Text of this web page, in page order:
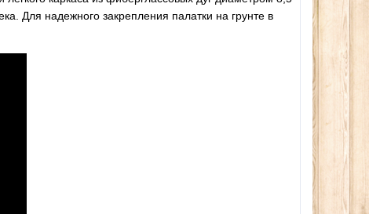
150сом 1500сом
Для надежного закрепления палатки на грунте в